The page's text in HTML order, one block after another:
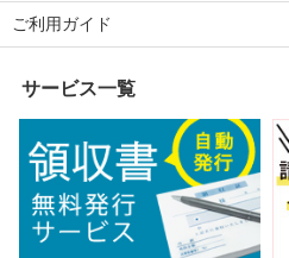
ご利用ガイド
サービス一覧